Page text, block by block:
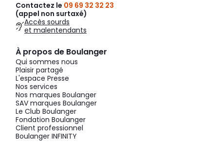
Contactez le 09 69 32 32 23
(appel non surtaxé)
Accès sourds
et malentendants
À propos de Boulanger
Qui sommes nous
Plaisir partagé
L'espace Presse
Nos services
Nos marques Boulanger
SAV marques Boulanger
Le Club Boulanger
Fondation Boulanger
Client professionnel
Boulanger INFINITY